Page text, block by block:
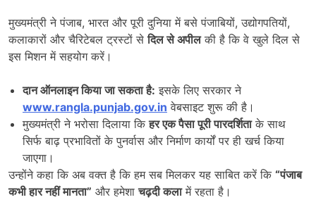
मुख्यमंत्री ने पंजाब, भारत और पूरी दुनिया में बसे पंजाबियों, उद्योगपतियों,
कलाकारों और चैरिटेबल ट्रस्टों सेदिल से अपीलकी है कि वे खुले दिल से
इस मिशन में सहयोग करें।
दान ऑनलाइन किया जा सकता है: इसके लिए सरकार ने
www.rangla.punjab.gov.in वेबसाइट शुरू की है।
मुख्यमंत्री ने भरोसा दिलाया किहर एक पैसा पूरी पारदर्शिताके साथ
सिर्फ बाढ़ प्रभावितों के पुनर्वास और निर्माण कार्यों पर ही खर्च किया
जाएगा।
उन्होंने कहा कि अब वक्त है कि हम सब मिलकर यह साबित करें कि “पंजाब
कभी हार नहीं मानता” और हमेशाचढ़दी कलामें रहता है।